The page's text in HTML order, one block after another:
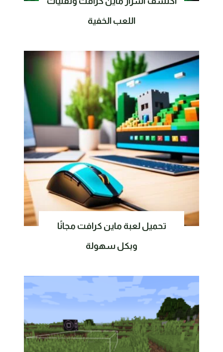
اللعب الخفية
تحميل لعبة ماين كرافت مجانًا
وبكل سهولة